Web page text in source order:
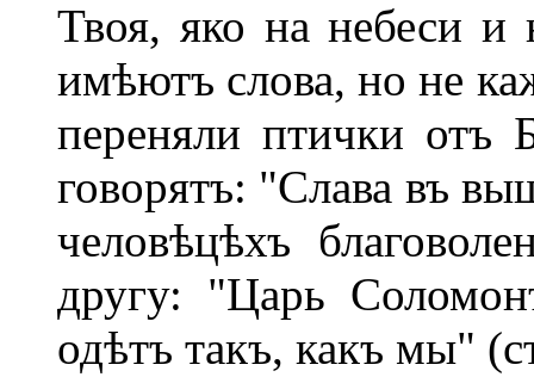
Твоя, яко на небеси
имѣютъ слова, но не
переняли птички отъ
говорятъ: "Слава въ
человѣцѣхъ
другу: "Царь
одѣтъ такъ, какъ мы"